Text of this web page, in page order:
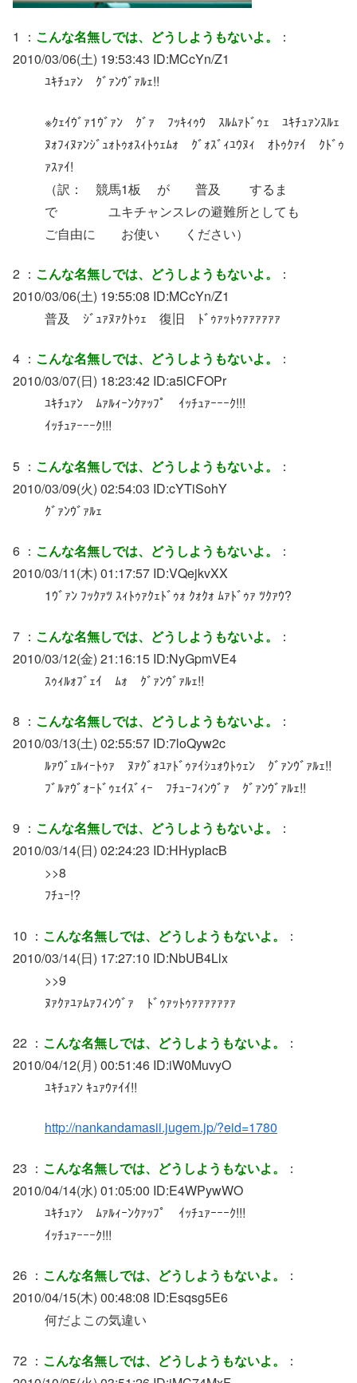
1 ： こんな名無しでは、どうしようもないよ。
：
2010/03/06(土) 19:53:43 ID:MCcYn/Z1
ﾕｷﾁｭｧﾝ ｸﾞｧﾝｳﾞｧﾙｪ!!
※ｸｪｲｳﾞｧ1ｳﾞｧﾝ ｸﾞｧ ﾌｯｷｨｩｳ ｽﾙﾑｧﾄﾞｩｪ ﾕｷﾁｭｧﾝｽﾙｪ
ﾇｫﾌｨﾇｧﾝｼﾞｭｫﾄｩｫｽｨﾄｩｪﾑｫ ｸﾞｫｽﾞｨﾕｳﾇｨ ｵﾄｩｸｧｲ ｸﾄﾞｩ
ｧｽｧｲ!
（訳： 競馬1板 が 普及 するま
で ユキチャンスレの避難所としても
ご自由に お使い ください）
2 ： こんな名無しでは、どうしようもないよ。
：
2010/03/06(土) 19:55:08 ID:MCcYn/Z1
普及 ｼﾞｭｧﾇｧｸﾄｩｪ 復旧 ﾄﾞｩｧｯﾄｩｧｧｧｧｧｧ
4 ： こんな名無しでは、どうしようもないよ。
：
2010/03/07(日) 18:23:42 ID:a5lCFOPr
ﾕｷﾁｭｧﾝ ﾑｧﾙｨｰﾝｸｧｯﾌﾟ ｲｯﾁｭｧｰｰｰｸ!!!
ｲｯﾁｭｧｰｰｰｸ!!!
5 ： こんな名無しでは、どうしようもないよ。
：
2010/03/09(火) 02:54:03 ID:cYTiSohY
ｸﾞｧﾝｳﾞｧﾙｪ
6 ： こんな名無しでは、どうしようもないよ。
：
2010/03/11(木) 01:17:57 ID:VQejkvXX
1ｳﾞｧﾝ ﾌｯｸｧﾂ ｽｨﾄｩｧｸｪﾄﾞｩｫ ｸｫｸｫ ﾑｧﾄﾞｩｧ ﾂｸｧｳ?
7 ： こんな名無しでは、どうしようもないよ。
：
2010/03/12(金) 21:16:15 ID:NyGpmVE4
ｽｩｨﾙｫﾌﾞｪｲ ﾑｫ ｸﾞｧﾝｳﾞｧﾙｪ!!
8 ： こんな名無しでは、どうしようもないよ。
：
2010/03/13(土) 02:55:57 ID:7loQyw2c
ﾙｧｳﾞｪﾙｨｰﾄｩｧ ﾇｧｸﾞｫﾕｧﾄﾞｩｧｲｼｭｫｳﾄｩｪﾝ ｸﾞｧﾝｳﾞｧﾙｪ!!
ﾌﾞﾙｧｳﾞｫｰﾄﾞｩｪｲｽﾞｨｰ ﾌﾁｭｰﾌｨﾝｳﾞｧ ｸﾞｧﾝｳﾞｧﾙｪ!!
9 ： こんな名無しでは、どうしようもないよ。
：
2010/03/14(日) 02:24:23 ID:HHypIacB
>>8
ﾌﾁｭｰ!?
10 ： こんな名無しでは、どうしようもないよ。
：
2010/03/14(日) 17:27:10 ID:NbUB4Llx
>>9
ﾇｧｸｧﾕｧﾑｧﾌｨﾝｳﾞｧ ﾄﾞｩｧｯﾄｩｧｧｧｧｧｧｧ
22 ： こんな名無しでは、どうしようもないよ。
：
2010/04/12(月) 00:51:46 ID:iW0MuvyO
ﾕｷﾁｭｧﾝ ｷｭｧｳｧｲｲ!!
http://nankandamasii.jugem.jp/?eid=1780
23 ： こんな名無しでは、どうしようもないよ。
：
2010/04/14(水) 01:05:00 ID:E4WPywWO
ﾕｷﾁｭｧﾝ ﾑｧﾙｨｰﾝｸｧｯﾌﾟ ｲｯﾁｭｧｰｰｰｸ!!!
ｲｯﾁｭｧｰｰｰｸ!!!
26 ： こんな名無しでは、どうしようもないよ。
：
2010/04/15(木) 00:48:08 ID:Esqsg5E6
何だよこの気違い
72 ： こんな名無しでは、どうしようもないよ。
：